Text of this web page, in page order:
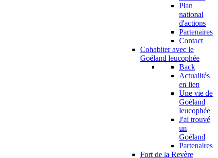
Plan
national
d'actions
Partenaires
Contact
Cohabiter avec le
Goéland leucophée
Back
Actualités
en lien
Une vie de
Goéland
leucophée
J'ai trouvé
un
Goéland
Partenaires
Fort de la Revère